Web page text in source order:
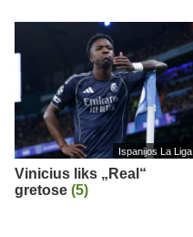
Ispanijos La Liga
Vinicius liks „Real“
gretose (5)